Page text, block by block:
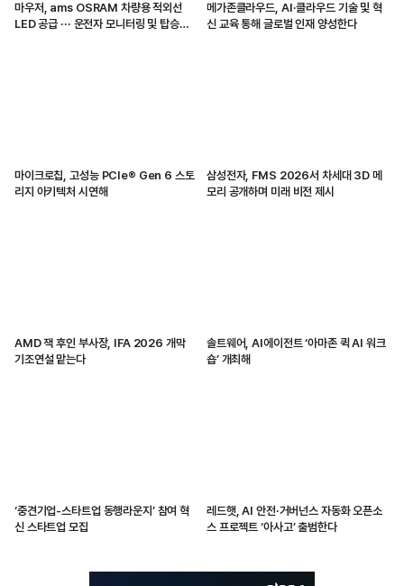
마우저, ams OSRAM 차량용 적외선
LED 공급 ··· 운전자 모니터링 및 탑승자
메가존클라우드, AI·클라우드 기술 및 혁
신 교육 통해 글로벌 인재 양성한다
마이크로칩, 고성능 PCIe® Gen 6 스토
리지 아키텍처 시연해
삼성전자, FMS 2026서 차세대 3D 메
모리 공개하며 미래 비전 제시
AMD 잭 후인 부사장, IFA 2026 개막
기조연설 맡는다
솔트웨어, AI에이전트 ‘아마존 퀵 AI 워크
숍’ 개최해
‘중견기업-스타트업 동행라운지’ 참여 혁
신 스타트업 모집
레드햇, AI 안전·거버넌스 자동화 오픈소
스 프로젝트 ‘아사고’ 출범한다